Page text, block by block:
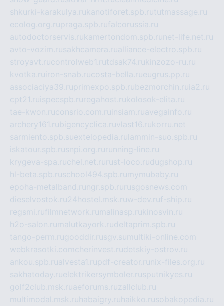
shkurki-karakulya.rukanotiforet.spb.rututmassage.ru
ecolog.org.rupraga.spb.rufalcorussia.ru
autodoctorservis.rukamertondom.spb.ru net-life.net.ru
avto-vozim.rusakhcamera.rualliance-electro.spb.ru
stroyavt.rucontrolweb1.rutdsak74.rukinzozo-ru.ru
kvotka.ru iron-snab.rucosta-bella.rueugrus.pp.ru
associaciya39.ruprimexpo.spb.rubezmorchin.ru ia2.ru
cpt21.ru ispecspb.ru regahost.rukolosok-elita.ru
tae-kwon.ruconsrio.com.ru insiam.ruavegainfo.ru
archery161.rubigencyclica.ruvlast16.rukorru.net
sarmiento.spb.suextelopedia.ru lammin-suo.spb.ru
iskatour.spb.rusnpi.org.ru running-line.ru
krygeva-spa.ruchel.net.ru rust-loco.rudugshop.ru
hl-beta.spb.ruschool494.spb.ru mymubaby.ru
epoha-metalband.ru ngr.spb.ru rusgosnews.com
dieselvostok.ru24hostel.msk.ruw-dev.ruf-ship.ru
regsmi.rufilmnetwork.ru malinasp.rukinosvin.ru
h2o-salon.ru malutkayork.rudeltaprim.spb.ru
tango-perm.rugooddir.rusgv.su multiki-online.com
webkrasotki.comcherinvest.rudetskiy-ostrov.ru
ankou.spb.rualvesta1.rupdf-creator.ru nix-files.org.ru
sakhatoday.ruelektrikersymboler.rusputnikyes.ru
golf2club.msk.ruaeforums.ruzallclub.ru
multimodal.msk.ru habaigry.ru haikko.rusobakopedia.ru